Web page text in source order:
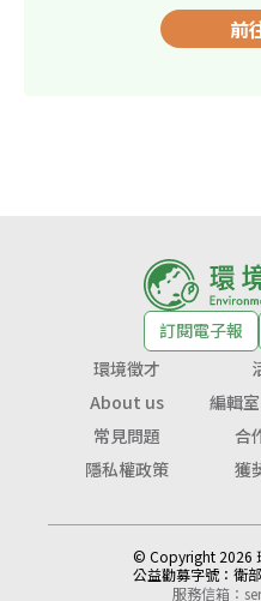
前
訂閱電子報
環境徵才
About us
編輯
常見問題
合
隱私權政策
獲
© Copyright 2026
公益勸募字號： 衛
服務信箱：